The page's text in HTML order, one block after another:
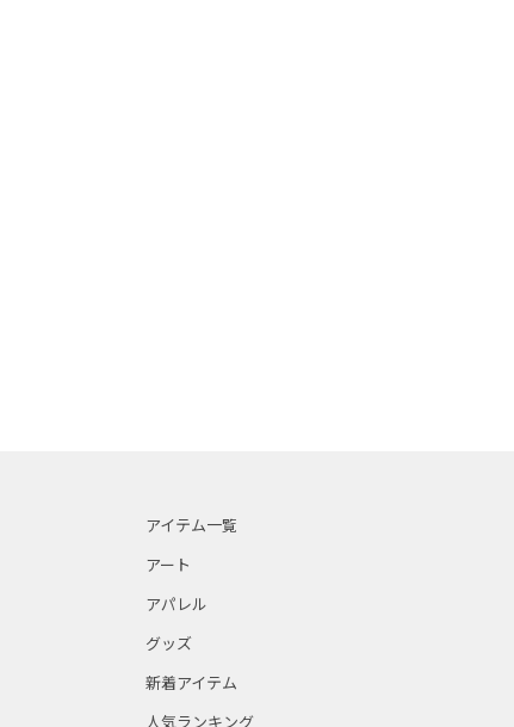
アイテム一覧
アート
アパレル
グッズ
新着アイテム
人気ランキング